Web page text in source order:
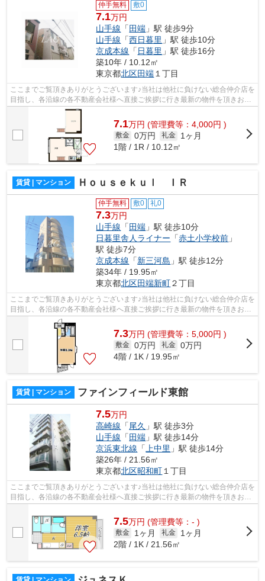
仲手無料 敷0
7.1万円
山手線 「 田端 」駅 徒歩9分
山手線 「西日暮里 」駅 徒歩10分
京成本線 「 日暮里 」駅 徒歩16分
築10年 / 10.12㎡
東京都北区田端１丁目
ここまでご覧頂きありがとうございます♪当社は他社に負けない総合仲介店を
目指し、各沿線の各不動産会社様へ直接ご挨拶に行き最新の物件を頂きお客
様へ提供しております！最新の情報は...
7.1万円 (管理費等：4,000円 )
敷金 0万円 礼金
1ヶ月
1階 / 1R / 10.12㎡
賃貸 | マンション Ｈｏｕｓｅｋｕｌ ＩＲ
仲手無料 敷0 礼0
7.3万円
山手線 「 田端 」駅 徒歩10分
日暮里舎人ライナー 「赤土小学校前 」
駅 徒歩7分
京成本線 「新三河島 」駅 徒歩12分
築34年 / 19.95㎡
東京都北区田端新町２丁目
ここまでご覧頂きありがとうございます♪当社は他社に負けない総合仲介店を
目指し、各沿線の各不動産会社様へ直接ご挨拶に行き最新の物件を頂きお客
様へ提供しております！最新の情報は...
7.3万円 (管理費等：5,000円 )
敷金 0万円 礼金 0万円
4階 / 1K / 19.95㎡
賃貸 | マンション ファインフィールド東館
7.5万円
高崎線 「尾久 」駅 徒歩3分
山手線 「 田端 」駅 徒歩14分
京浜東北線 「 上中里 」駅 徒歩14分
築26年 / 21.56㎡
東京都北区昭和町 １丁目
ここまでご覧頂きありがとうございます♪当社は他社に負けない総合仲介店を
目指し、各沿線の各不動産会社様へ直接ご挨拶に行き最新の物件を頂きお客
7.5万円 (管理費等：- )
敷金 1ヶ月 礼金
1ヶ月
2階 / 1K / 21.56㎡